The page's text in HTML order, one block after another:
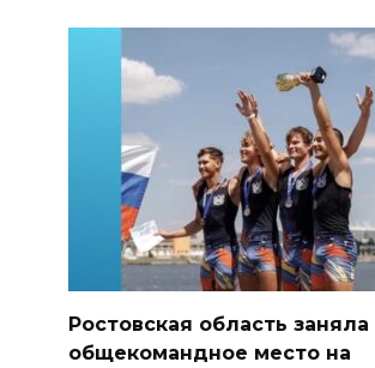
Ростовская область заняла
общекомандное место на